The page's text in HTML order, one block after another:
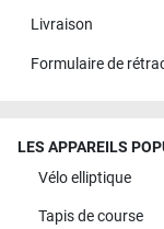
Livraison
Formulaire de
LES APPAREILS
Vélo elliptique
Tapis de course